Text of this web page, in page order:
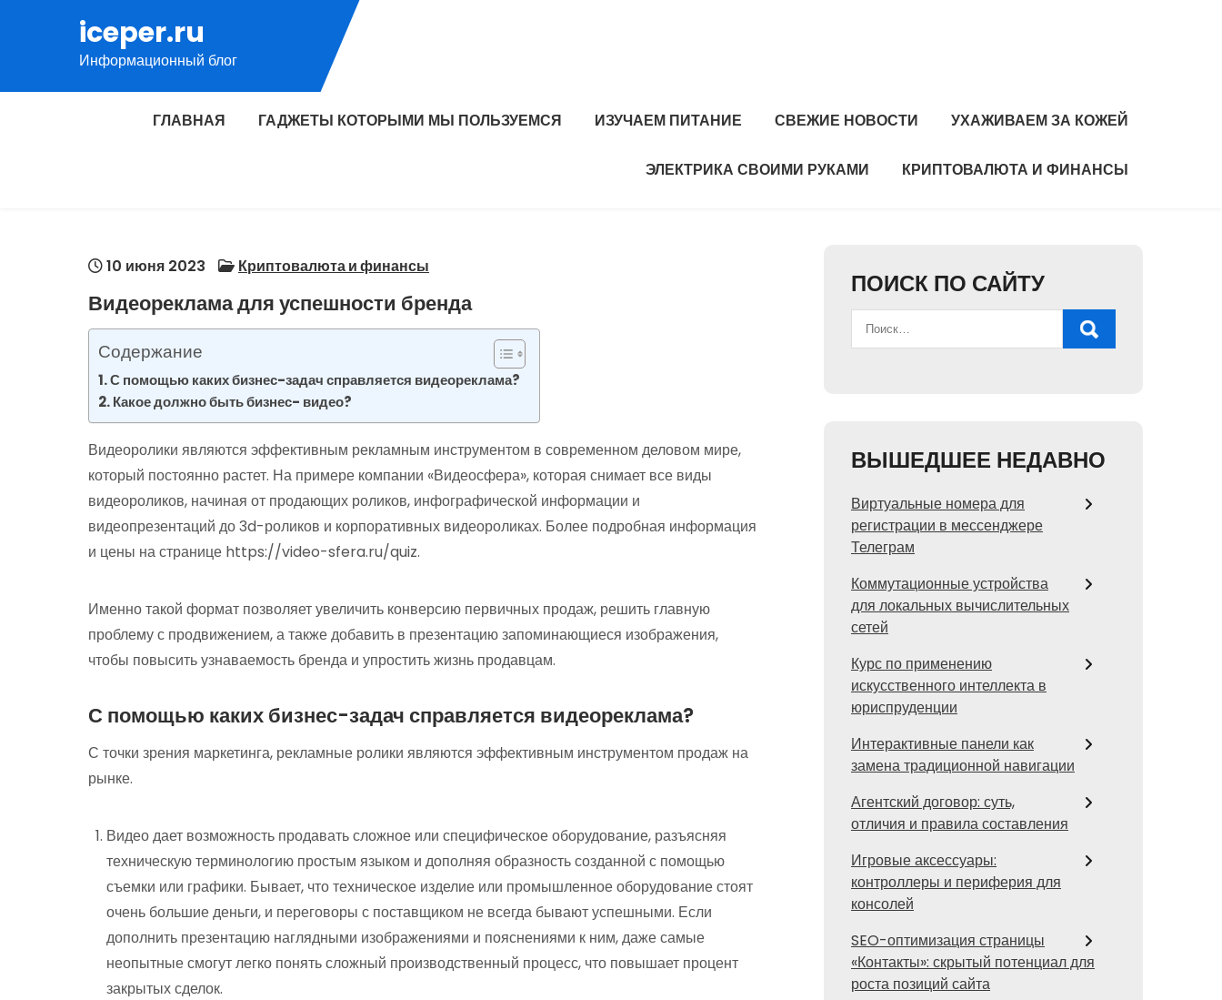
содержимому
iceper.ru
Информационный блог
ГЛАВНАЯ ГАДЖЕТЫ КОТОРЫМИ МЫ ПОЛЬЗУЕМСЯ ИЗУЧАЕМ ПИТАНИЕ СВЕЖИЕ НОВОСТИ УХАЖИВАЕМ ЗА КОЖЕЙ
ЭЛЕКТРИКА СВОИМИ РУКАМИ КРИПТОВАЛЮТА И ФИНАНСЫ
10 июня 2023 Криптовалюта и финансы
Видеореклама для успешности бренда
Содержание
С помощью каких бизнес-задач справляется видеореклама?
Какое должно быть бизнес- видео?
Видеоролики являются эффективным рекламным инструментом в современном деловом мире,
который постоянно растет. На примере компании «Видеосфера», которая снимает все виды
видеороликов, начиная от продающих роликов, инфографической информации и
видеопрезентаций до 3d-роликов и корпоративных видеороликах. Более подробная информация
и цены на странице https://video-sfera.ru/quiz.
Именно такой формат позволяет увеличить конверсию первичных продаж, решить главную
проблему с продвижением, а также добавить в презентацию запоминающиеся изображения,
чтобы повысить узнаваемость бренда и упростить жизнь продавцам.
С помощью каких бизнес-задач справляется видеореклама?
С точки зрения маркетинга, рекламные ролики являются эффективным инструментом продаж на
рынке.
Видео дает возможность продавать сложное или специфическое оборудование, разъясняя
техническую терминологию простым языком и дополняя образность созданной с помощью
съемки или графики. Бывает, что техническое изделие или промышленное оборудование стоят
очень большие деньги, и переговоры с поставщиком не всегда бывают успешными. Если
дополнить презентацию наглядными изображениями и пояснениями к ним, даже самые
неопытные смогут легко понять сложный производственный процесс, что повышает процент
закрытых сделок.
ПОИСК ПО САЙТУ
ВЫШЕДШЕЕ НЕДАВНО
Виртуальные номера для
регистрации в мессенджере
Телеграм
Коммутационные устройства
для локальных вычислительных
сетей
Курс по применению
искусственного интеллекта в
юриспруденции
Интерактивные панели как
замена традиционной навигации
Агентский договор: суть,
отличия и правила составления
Игровые аксессуары:
контроллеры и периферия для
консолей
SEO-оптимизация страницы
«Контакты»: скрытый потенциал для
роста позиций сайта